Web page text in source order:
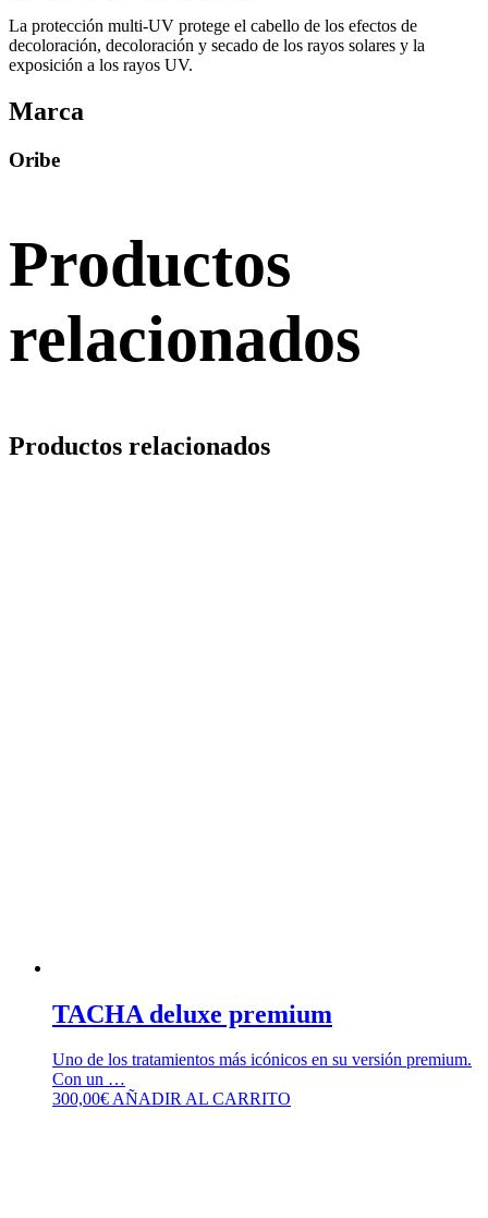
La protección multi-UV protege el cabello de los efectos de
decoloración, decoloración y secado de los rayos solares y la
exposición a los rayos UV.
Marca
Oribe
Productos
relacionados
Productos relacionados
TACHA deluxe premium
Uno de los tratamientos más icónicos en su versión premium.
Con un …
300,00€AÑADIR AL CARRITO